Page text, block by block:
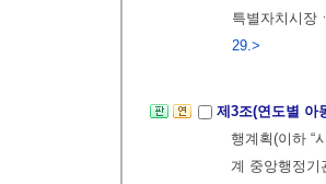
특별자치시장
29.>
제3조(연도별 아
행계획(이하 “
계 중앙행정기